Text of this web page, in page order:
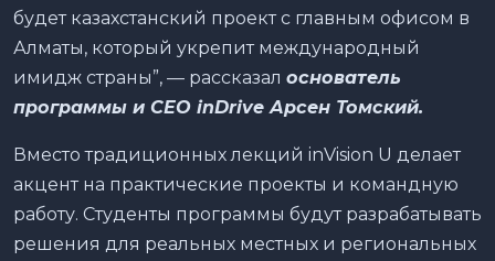
будет казахстанский проект с главным офисом в
Алматы, который укрепит международный
имидж страны”, — рассказал основатель
программы и CEO inDrive Арсен Томский.
Вместо традиционных лекций inVision U делает
акцент на практические проекты и командную
работу. Студенты программы будут разрабатывать
решения для реальных местных и региональных